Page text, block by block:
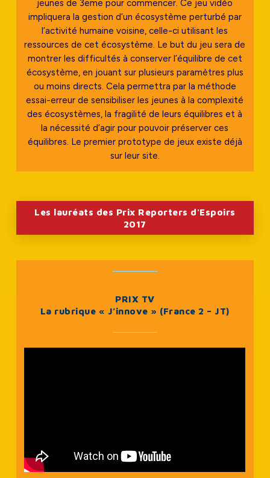
jeunes de 3eme pour commencer. Ce jeu vidéo
impliquera la gestion d’un écosystème perturbé par
l’activité humaine voisine, celle-ci utilisant les
ressources de cet écosystème. Le but du jeu sera de
montrer les difficultés à conserver l’équilibre de cet
écosystème, en jouant sur plusieurs paramètres plus
ou moins directs. Cela permettra par la méthode
essai-erreur de sensibiliser les jeunes à la complexité
des écosystèmes, la fragilité de leurs équilibres et à
la nécessité d’agir pour pouvoir préserver ces
équilibres. Le premier prototype de jeux existe déjà
sur leur site.
Les lauréats des Prix Reporters d'Espoirs
2017
PRIX TV
La rubrique « J’innove » (France 2 – JT)